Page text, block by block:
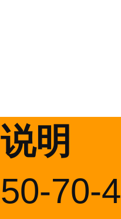
说明
50-70-4